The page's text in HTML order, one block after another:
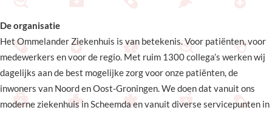
De organisatie
Het Ommelander Ziekenhuis is van betekenis. Voor patiënten, voor
medewerkers en voor de regio. Met ruim 1300 collega’s werken wij
dagelijks aan de best mogelijke zorg voor onze patiënten, de
inwoners van Noord en Oost-Groningen. We doen dat vanuit ons
moderne ziekenhuis in Scheemda en vanuit diverse servicepunten in